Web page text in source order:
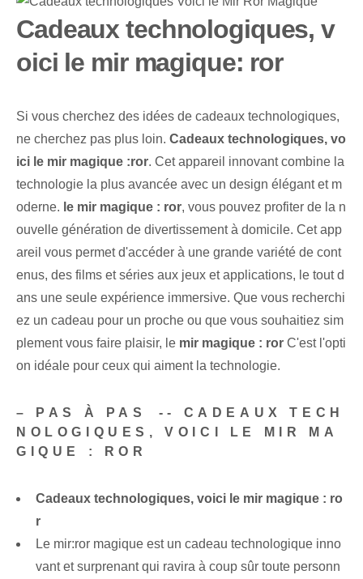
Cadeaux technologiques, v
oici le mir magique: ror
Si vous cherchez des idées de cadeaux technologiques,
ne cherchez pas plus loin. Cadeaux technologiques, vo
ici le mir magique :ror. Cet appareil innovant combine la
technologie la plus avancée avec un design élégant et m
oderne. le mir magique : ror, vous pouvez profiter de la n
ouvelle génération de divertissement à domicile. Cet ⁤app
areil⁤ vous permet ⁤d'accéder à une grande ⁣variété de cont
enus, ⁤des films et séries aux jeux et applications, ⁢le tout d
ans une seule expérience immersive. Que vous recherchi
ez un cadeau pour un proche ou que vous souhaitiez sim
plement vous faire plaisir, le mir magique : ror C'est l'opti
on idéale pour ceux qui aiment la technologie.
– PAS À PAS⁢ -- CADEAUX TECH
NOLOGIQUES, VOICI LE MIR MA
GIQUE : ROR
Cadeaux technologiques, voici⁤ le mir magique : ro
r
Le mir:ror magique est un cadeau technologique inno
vant et surprenant qui ravira à coup sûr toute personn